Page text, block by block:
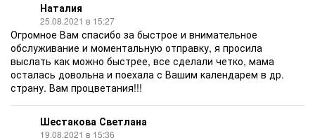
Наталия
25.08.2021 в 15:27
Огромное Вам спасибо за быстрое и внимательное
обслуживание и моментальную отправку, я просила
выслать как можно быстрее, все сделали четко, мама
осталась довольна и поехала с Вашим календарем в др.
страну. Вам процветания!!!
Шестакова Светлана
19.08.2021 в 15:36